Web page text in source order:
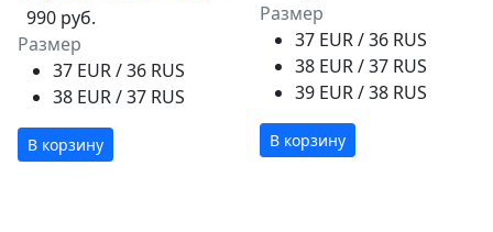
990 руб.
Размер
37 EUR / 36 RUS
38 EUR / 37 RUS
В корзину
Размер
37 EUR / 36 RUS
38 EUR / 37 RUS
39 EUR / 38 RUS
В корзину